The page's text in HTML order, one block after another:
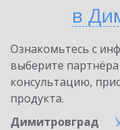
в
Ознакомьтесь с
выберите
консультацию,
продукта.
Димитровград